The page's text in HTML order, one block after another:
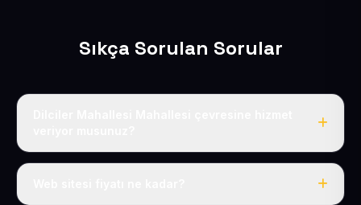
Sıkça Sorulan Sorular
Evet, Dilciler Mahallesi dahil tüm Pınarbaşı ve Pınarbaşı